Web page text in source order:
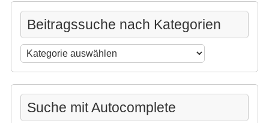
Beitragssuche nach Kategorien
Beitragssuche
nach
Suche mit Autocomplete